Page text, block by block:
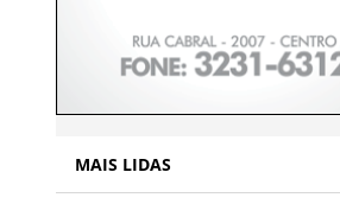
MAIS LIDAS